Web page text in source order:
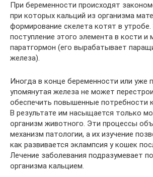
При беременности происходят
при которых кальций из организма
формирование скелета котят в утробе.
поступление этого элемента в кости
паратгормон (его вырабатывает
железа).
Иногда в конце беременности или уже
упомянутая железа не может
обеспечить повышенные потребности
В результате им насыщается только
организм животного. Эти процессы
механизм патологии, а их изучение
как развивается эклампсия у кошек
Лечение заболевания подразумевает
организма кальцием.